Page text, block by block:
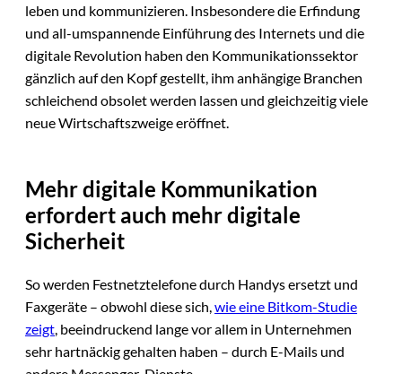
leben und kommunizieren. Insbesondere die Erfindung
und all-umspannende Einführung des Internets und die
digitale Revolution haben den Kommunikationssektor
gänzlich auf den Kopf gestellt, ihm anhängige Branchen
schleichend obsolet werden lassen und gleichzeitig viele
neue Wirtschaftszweige eröffnet.
Mehr digitale Kommunikation
erfordert auch mehr digitale
Sicherheit
So werden Festnetztelefone durch Handys ersetzt und
Faxgeräte – obwohl diese sich,wie eine Bitkom-Studie
zeigt, beeindruckend lange vor allem in Unternehmen
sehr hartnäckig gehalten haben – durch E-Mails und